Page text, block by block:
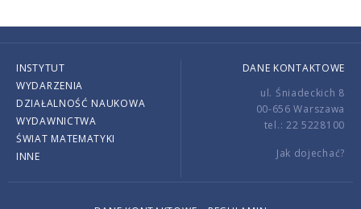
INSTYTUT
WYDARZENIA
DZIAŁALNOŚĆ NAUKOWA
WYDAWNICTWA
ŚWIAT MATEMATYKI
INNE
DANE KONTAKTOWE
ul. Śniadeckich 8
00-656 Warszawa
tel.: 22 5228100
Jak dojechać?